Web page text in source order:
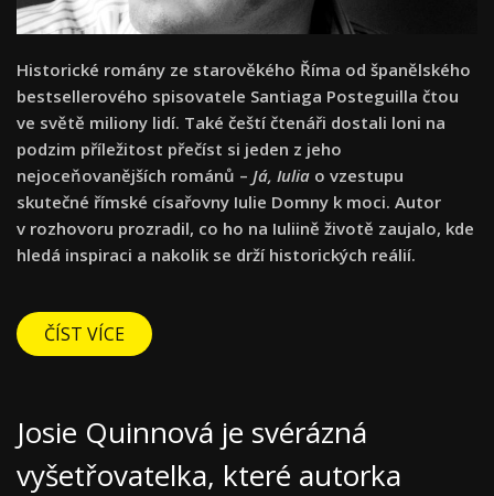
Historické romány ze starověkého Říma od španělského
bestsellerového spisovatele Santiaga Posteguilla čtou
ve světě miliony lidí. Také čeští čtenáři dostali loni na
podzim příležitost přečíst si jeden z jeho
nejoceňovanějších románů – Já, Iulia o vzestupu
skutečné římské císařovny Iulie Domny k moci. Autor
v rozhovoru prozradil, co ho na Iuliině životě zaujalo, kde
hledá inspiraci a nakolik se drží historických reálií.
ČÍST VÍCE
Josie Quinnová je svérázná
vyšetřovatelka, které autorka